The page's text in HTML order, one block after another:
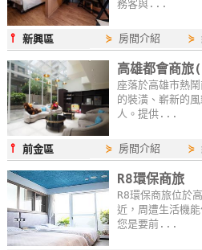
務客與...
⫯新興區 ⋟ 房間介紹 ⋟
高雄都會商
座落於高雄市熱
的裝潢、嶄新的
人。提供...
⫯前金區 ⋟ 房間介紹 ⋟
R8環保商旅
R8環保商旅位於
近，周遭生活機
您是要前...